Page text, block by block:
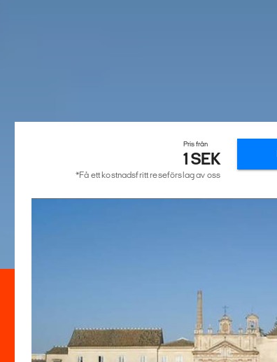
Pris från
1 SEK
*Få ett kostnadsfritt reseförslag av oss